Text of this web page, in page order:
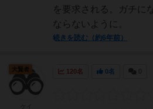
を要求される。ガチに
ならないように。
続きを読む（約6年前）
120名 0名
大賢者